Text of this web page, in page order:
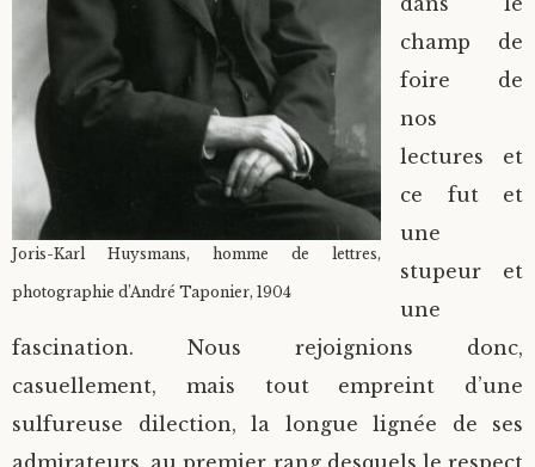
Divers
Langues étrangères
Joris-Karl Huysmans, homme de lettres,
photographie d’André Taponier, 1904
champ de
foire de
nos
lectures et
ce fut et
une
stupeur et
une
fascination. Nous rejoignions donc,
casuellement, mais tout empreint d’une
sulfureuse dilection, la longue lignée de ses
admirateurs, au premier rang desquels le respect